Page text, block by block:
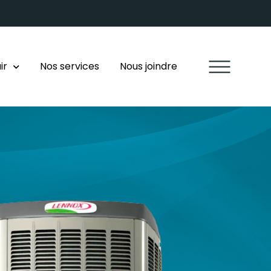
Nos services Nous joindre